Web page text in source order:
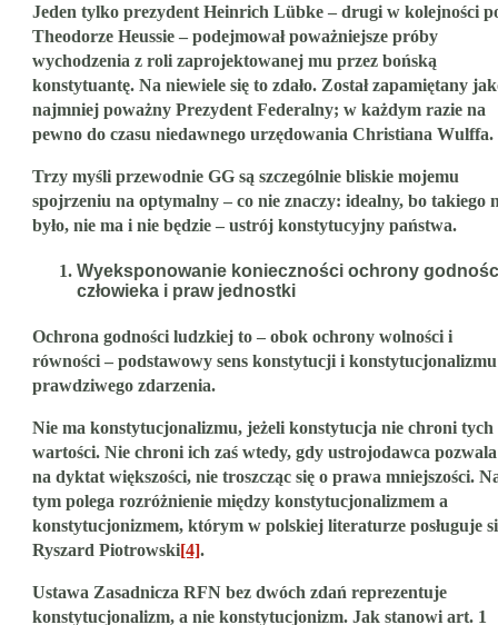
Jeden tylko prezydent Heinrich Lübke – drugi w kolejności
Theodorze Heussie – podejmował poważniejsze próby
wychodzenia z roli zaprojektowanej mu przez bońską
konstytuantę. Na niewiele się to zdało. Został zapamiętany
najmniej poważny Prezydent Federalny; w każdym razie na
pewno do czasu niedawnego urzędowania Christiana Wulffa.
Trzy myśli przewodnie GG są szczególnie bliskie mojemu
spojrzeniu na optymalny – co nie znaczy: idealny, bo takiego
było, nie ma i nie będzie – ustrój konstytucyjny państwa.
Wyeksponowanie konieczności ochrony
człowieka i praw jednostki
Ochrona godności ludzkiej to – obok ochrony wolności i
równości – podstawowy sens konstytucji i
prawdziwego zdarzenia.
Nie ma konstytucjonalizmu, jeżeli konstytucja nie chroni tych
wartości. Nie chroni ich zaś wtedy, gdy ustrojodawca pozwala
na dyktat większości, nie troszcząc się o prawa mniejszości.
tym polega rozróżnienie między konstytucjonalizmem a
konstytucjonizmem, którym w polskiej literaturze posługuje
Ryszard Piotrowski[4].
Ustawa Zasadnicza RFN bez dwóch zdań reprezentuje
konstytucjonalizm, a nie konstytucjonizm. Jak stanowi art. 1